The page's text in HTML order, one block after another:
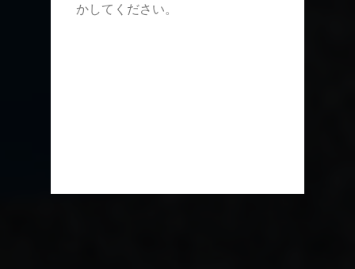
かしてください。